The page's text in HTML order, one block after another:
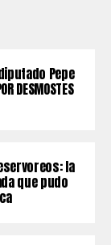
diputado Pepe
DESMOSTES
la
que pudo